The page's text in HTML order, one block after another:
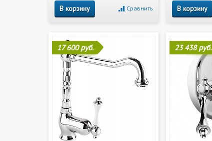
В корзину Сравнить В корзину
17 600 руб. 23 438 руб.